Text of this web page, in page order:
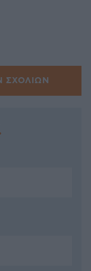
ΣΧΟΛΙΩΝ